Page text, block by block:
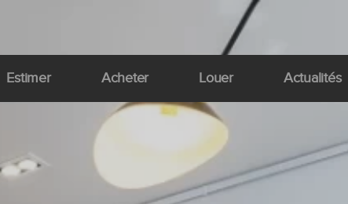
Estimer Acheter Louer Actualités